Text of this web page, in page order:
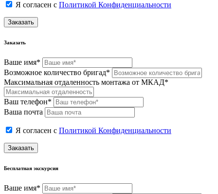
Я согласен с Политикой Конфиденциальности
Заказать
Заказать
Ваше имя*
Возможное количество бригад*
Максимальная отдаленность монтажа от МКАД*
Ваш телефон*
Ваша почта
Я согласен с Политикой Конфиденциальности
Заказать
Бесплатная экскурсия
Ваше имя*